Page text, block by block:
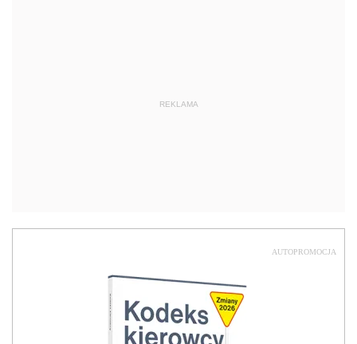
REKLAMA
AUTOPROMOCJA